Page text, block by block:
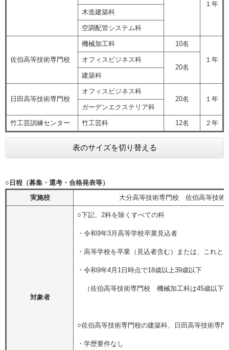
１年
木造建築科
空調配管システム科
佐伯高等技術専門校
機械加工科 10名
１年
オフィスビジネス科
20名
建築科
日田高等技術専門校
オフィスビジネス科
20名
１年
ガーデンエクステリア科
竹工芸訓練センター 竹工芸科 12名 ２年
表のサイズを切り替える
○日程（募集・選考・合格発表等）
実施校
大分高等技術専門校 佐伯高等技
対象者
○下記、2科を除くすべての科
・令和9年3月高等学校卒業見込者
・高等学校を卒業（見込者含む）または、これと
・令和9年4月1日時点で18歳以上39歳以下
（佐伯高等技術専門校 機械加工科は45歳以下
○佐伯高等技術専門校の建築科、日田高等技術専
・学歴要件なし